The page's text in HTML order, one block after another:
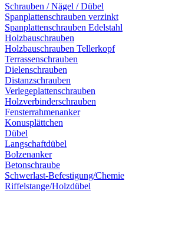
Schrauben / Nägel / Dübel
Spanplattenschrauben verzinkt
Spanplattenschrauben Edelstahl
Holzbauschrauben
Holzbauschrauben Tellerkopf
Terrassenschrauben
Dielenschrauben
Distanzschrauben
Verlegeplattenschrauben
Holzverbinderschrauben
Fensterrahmenanker
Konusplättchen
Dübel
Langschaftdübel
Bolzenanker
Betonschraube
Schwerlast-Befestigung/Chemie
Riffelstange/Holzdübel